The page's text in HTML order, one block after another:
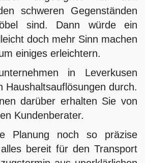
schweren Gegenständen
sind. Dann würde ein
doch mehr Sinn machen
einiges erleichtern.
in Leverkusen
Haushaltsauflösungen durch.
darüber erhalten Sie von
Kundenberater.
Planung noch so präzise
bereit für den Transport